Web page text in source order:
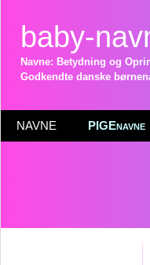
baby-
Navne: Betydning og
Godkendte danske
NAVNE PIGEnavne